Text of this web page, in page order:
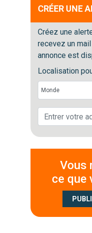
CRÉER UNE
Créez une
recevez un
annonce est
Localisation
Vous
ce que